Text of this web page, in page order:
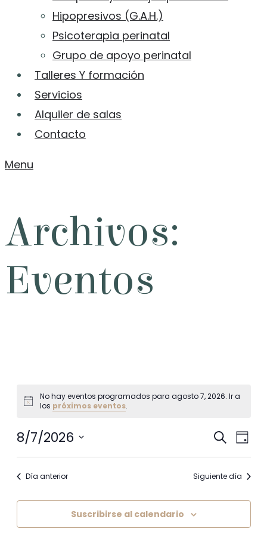
Hipopresivos (G.A.H.)
Psicoterapia perinatal
Grupo de apoyo perinatal
Talleres Y formación
Servicios
Alquiler de salas
Contacto
Menu
Archivos:
Eventos
Aviso
No hay eventos programados para agosto 7, 2026. Ir a
los próximos eventos.
de
Buscar
Día
8/7/2026
Seleccionar
fecha.
Día anterior Siguiente día
Suscribirse al calendario